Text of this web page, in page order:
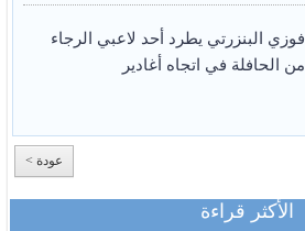
فوزي البنزرتي يطرد أحد لاعبي الرجاء
من الحافلة في اتجاه أغادير
عودة >
الأكثر قراءة